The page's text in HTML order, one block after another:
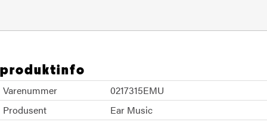
produktinfo
Varenummer
0217315EMU
Produsent
Ear Music